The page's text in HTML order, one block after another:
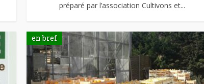
préparé par l’association Cultivons et...
en bref